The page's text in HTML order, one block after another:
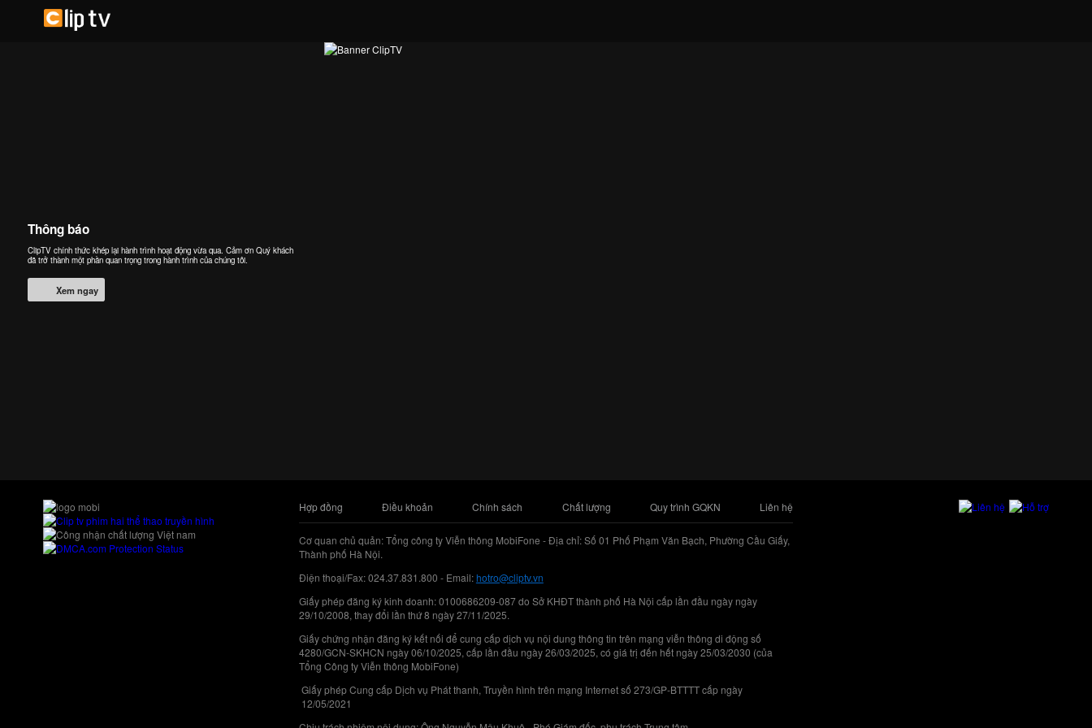
Thông báo
ClipTV chính thức khép lại hành trình hoạt động vừa qua. Cảm ơn Quý khách
đã trở thành một phần quan trọng trong hành trình của chúng tôi.
Xem ngay
Hợp đồng Điều khoản Chính sách Chất lượng Quy trình GQKN Liên hệ
Cơ quan chủ quản: Tổng công ty Viễn thông MobiFone - Địa chỉ: Số 01 Phố Phạm Văn Bạch, Phường Cầu Giấy,
Thành phố Hà Nội.
Điện thoại/Fax: 024.37.831.800 - Email:hotro@cliptv.vn
Giấy phép đăng ký kinh doanh: 0100686209-087 do Sở KHĐT thành phố Hà Nội cấp lần đầu ngày ngày
29/10/2008, thay đổi lần thứ 8 ngày 27/11/2025.
Giấy chứng nhận đăng ký kết nối để cung cấp dịch vụ nội dung thông tin trên mạng viễn thông di động số
4280/GCN-SKHCN ngày 06/10/2025, cấp lần đầu ngày 26/03/2025, có giá trị đến hết ngày 25/03/2030 (của
Tổng Công ty Viễn thông MobiFone)
Giấy phép Cung cấp Dịch vụ Phát thanh, Truyền hình trên mạng Internet số 273/GP-BTTTT cấp ngày
12/05/2021